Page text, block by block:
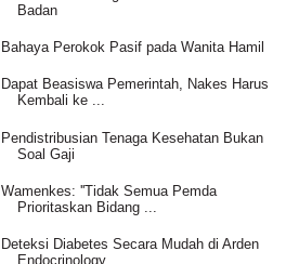
Badan
Bahaya Perokok Pasif pada Wanita Hamil
Dapat Beasiswa Pemerintah, Nakes Harus
Kembali ke ...
Pendistribusian Tenaga Kesehatan Bukan
Soal Gaji
Wamenkes: ''Tidak Semua Pemda
Prioritaskan Bidang ...
Deteksi Diabetes Secara Mudah di Arden
Endocrinology